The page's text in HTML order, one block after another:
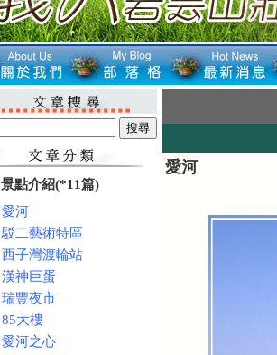
景點介紹(*11篇)
愛河
駁二藝術特區
西子灣渡輪站
漢神巨蛋
瑞豐夜市
85大樓
愛河之心
愛河